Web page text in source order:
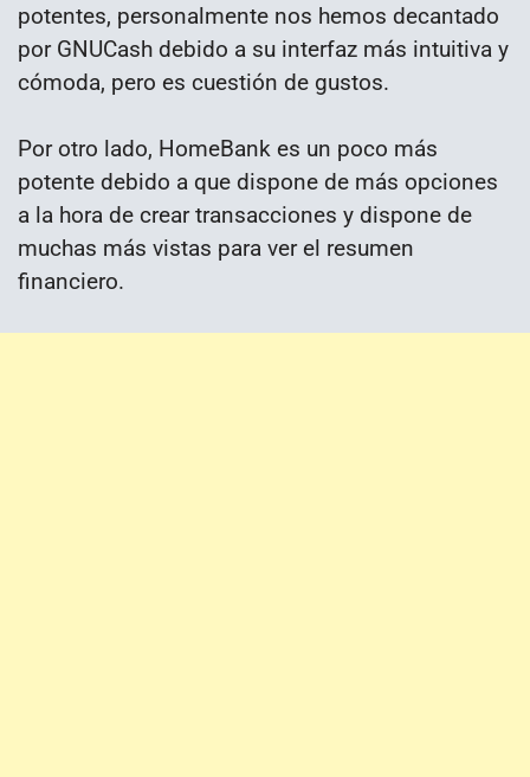
potentes, personalmente nos hemos decantado
por GNUCash debido a su interfaz más intuitiva y
cómoda, pero es cuestión de gustos.
Por otro lado, HomeBank es un poco más
potente debido a que dispone de más opciones
a la hora de crear transacciones y dispone de
muchas más vistas para ver el resumen
financiero.